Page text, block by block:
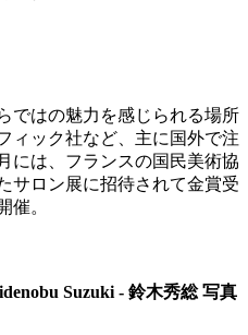
ではの魅力を感じられる場所
ィック社など、主に国外で注
には、フランスの国民美術協
サロン展に招待されて金賞受
催。
Suzuki - 鈴木秀総 写真